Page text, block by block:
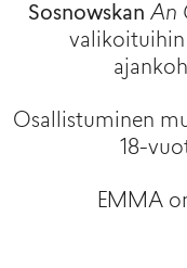
Sosnowskan An
Osallistuminen
18-
EMMA